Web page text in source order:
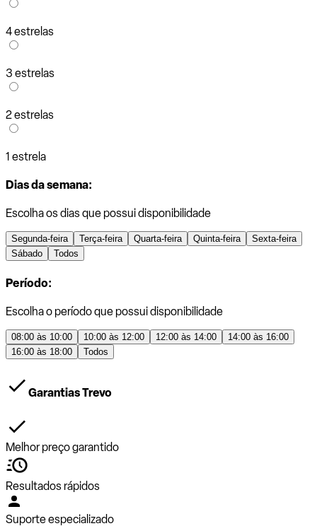
4 estrelas
3 estrelas
2 estrelas
1 estrela
Dias da semana:
Escolha os dias que possui disponibilidade
Segunda-feira Terça-feira Quarta-feira Quinta-feira
Sexta-feira
Sábado
Todos
Período:
Escolha o período que possui disponibilidade
08:00 às 10:00 10:00 às 12:00 12:00 às 14:00
14:00 às 16:00
16:00 às 18:00
Todos
Garantias Trevo
Melhor preço garantido
Resultados rápidos
Suporte especializado